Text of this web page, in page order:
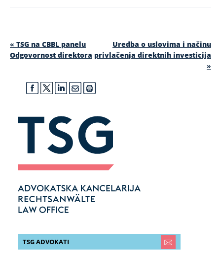
« TSG na CBBL panelu
Odgovornost direktora
Uredba o uslovima i načinu
privlačenja direktnih investicija
»
TSG ADVOKATI